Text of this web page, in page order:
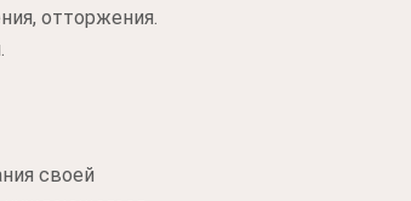
отторжения.
своей